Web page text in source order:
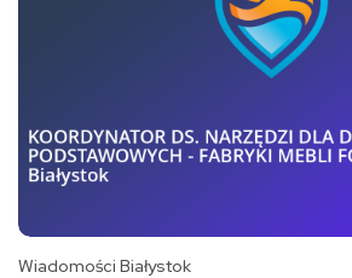
Wiadomości Białystok